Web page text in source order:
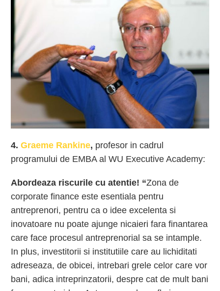
4.Graeme Rankine, profesor in cadrul
programului de EMBA al WU Executive Academy:
Abordeaza riscurile cu atentie! “Zona de
corporate finance este esentiala pentru
antreprenori, pentru ca o idee excelenta si
inovatoare nu poate ajunge nicaieri fara finantarea
care face procesul antreprenorial sa se intample.
In plus, investitorii si institutiile care au lichiditati
adreseaza, de obicei, intrebari grele celor care vor
bani, adica intreprinzatorii, despre cat de mult bani